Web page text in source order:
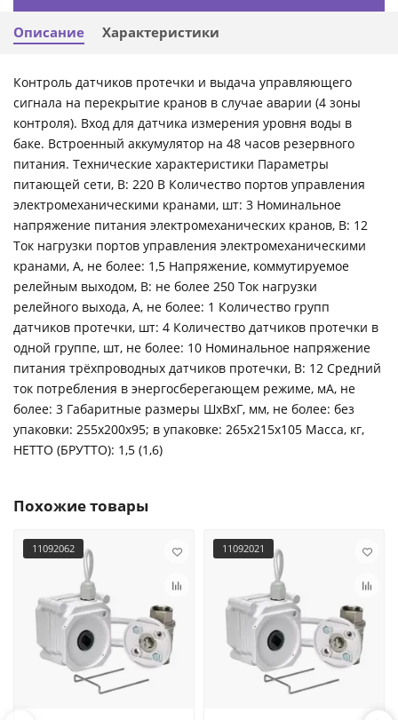
Описание Характеристики
Контроль датчиков протечки и выдача управляющего
сигнала на перекрытие кранов в случае аварии (4 зоны
контроля). Вход для датчика измерения уровня воды в
баке. Встроенный аккумулятор на 48 часов резервного
питания. Технические характеристики Параметры
питающей сети, В: 220 В Количество портов управления
электромеханическими кранами, шт: 3 Номинальное
напряжение питания электромеханических кранов, В: 12
Ток нагрузки портов управления электромеханическими
кранами, А, не более: 1,5 Напряжение, коммутируемое
релейным выходом, В: не более 250 Ток нагрузки
релейного выхода, А, не более: 1 Количество групп
датчиков протечки, шт: 4 Количество датчиков протечки в
одной группе, шт, не более: 10 Номинальное напряжение
питания трёхпроводных датчиков протечки, В: 12 Средний
ток потребления в энергосберегающем режиме, мА, не
более: 3 Габаритные размеры ШхВхГ, мм, не более: без
упаковки: 255х200х95; в упаковке: 265х215х105 Масса, кг,
НЕТТО (БРУТТО): 1,5 (1,6)
Похожие товары
11092062 11092021